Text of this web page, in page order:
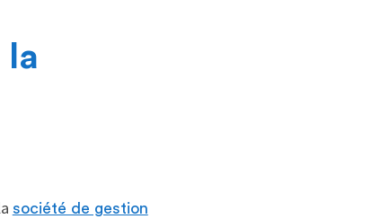
la
société de gestion